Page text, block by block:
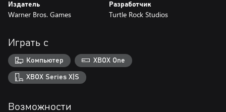
своему вкусу, и подберите для себя смертельное оружие и
предметы, чтобы выработать стратегию борьбы с постоянно
Соревновательный онлайн-режим
Играйте с друзьями или против них в PVP-боях. Станьте
чистильщиком или выберите противоборствующую сторону,
играя за ужасного одержимого. Обе стороны имеют уникальное
Издатель
Warner Bros. Games
Разработчик
Turtle Rock Studios
Играть с
Компьютер XBOX One
XBOX Series X|S
Возможности